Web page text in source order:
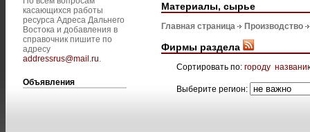
касающихся работы
ресурса Адреса Дальнего
Востока и добавления в
справочник пишите по
адресу
addressrus@mail.ru.
Объявления
Материалы, сырье
Главная страница Производство
Фирмы раздела
Сортировать по: городу
Выберите регион: